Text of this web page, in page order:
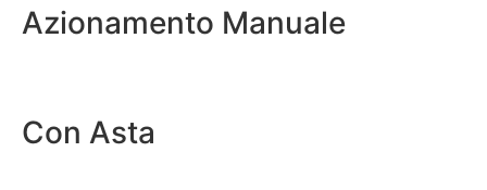
Azionamento Manuale
Con Asta